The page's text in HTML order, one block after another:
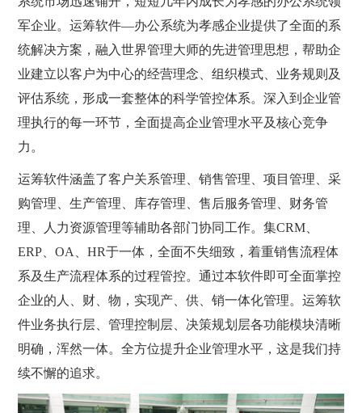
军企业。运筹软件—办公系统为孝感企业提供了全面的系
统解决方案，融入世界管理大师的先进管理思想，帮助企
业建立以客户为中心的经营理念、组织模式、业务规则及
评估系统，形成一套整体的科学管控体系。深入到企业管
理执行的每一环节，全面提高企业管理水平及核心竞争
力。
运筹软件涵盖了客户关系管理、销售管理、项目管理、采
购管理、生产管理、库存管理、售后服务管理、财务管
理、人力资源管理等辅助各部门协同工作。集CRM、
ERP、OA、HR于一体，全面不失细致，着重销售流程体
系及生产流程体系的过程管控。通过本软件即可全面掌控
企业的人、财、物，实现产、供、销一体化管理。运筹软
件业务执行层、管理控制层、决策规划层各功能模块清晰
明确，浑然一体。全方位提升企业管理水平，这是我们持
续不懈的追求。